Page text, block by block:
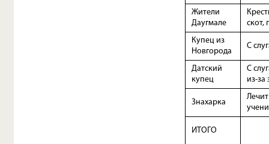
Жители
Даугмале
скот,
Купец из
Новгорода
С
Датский
купец
С
из-за
Знахарка
ИТОГО